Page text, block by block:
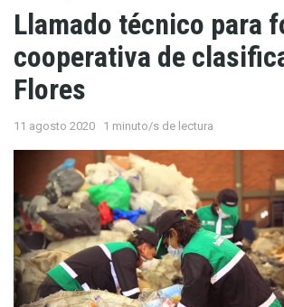
Llamado técnico para
cooperativa de
Flores
11 agosto 2020 1 minuto/s de lectura